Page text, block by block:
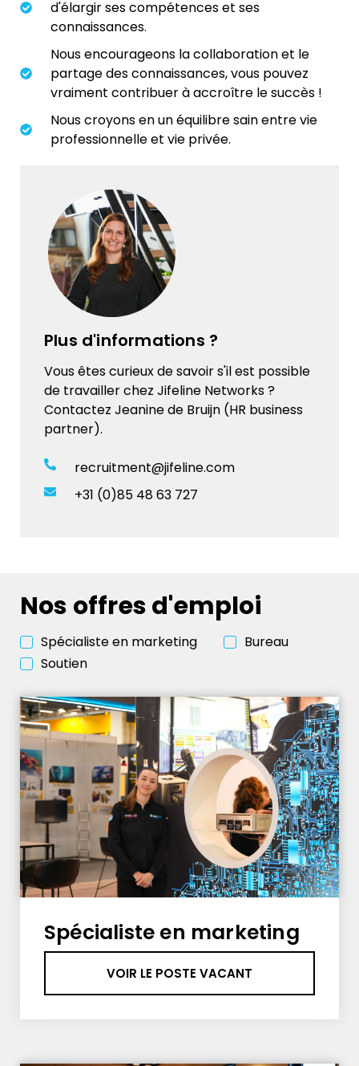
d'élargir ses compétences et ses
connaissances.
Nous encourageons la collaboration et le
partage des connaissances, vous pouvez
vraiment contribuer à accroître le succès !
Nous croyons en un équilibre sain entre vie
professionnelle et vie privée.
Plus d'informations ?
Vous êtes curieux de savoir s'il est possible
de travailler chez Jifeline Networks ?
Contactez Jeanine de Bruijn (HR business
partner).
recruitment@jifeline.com
+31 (0)85 48 63 727
Nos offres d'emploi
Spécialiste en marketing
Bureau
Soutien
Spécialiste en marketing
VOIR LE POSTE VACANT